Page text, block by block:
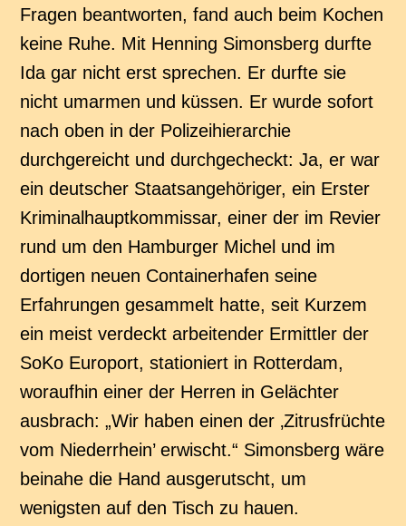
Fragen beantworten, fand auch beim Kochen
keine Ruhe. Mit Henning Simonsberg durfte
Ida gar nicht erst sprechen. Er durfte sie
nicht umarmen und küssen. Er wurde sofort
nach oben in der Polizeihierarchie
durchgereicht und durchgecheckt: Ja, er war
ein deutscher Staatsangehöriger, ein Erster
Kriminalhauptkommissar, einer der im Revier
rund um den Hamburger Michel und im
dortigen neuen Containerhafen seine
Erfahrungen gesammelt hatte, seit Kurzem
ein meist verdeckt arbeitender Ermittler der
SoKo Europort, stationiert in Rotterdam,
woraufhin einer der Herren in Gelächter
ausbrach: „Wir haben einen der ‚Zitrusfrüchte
vom Niederrhein’ erwischt.“ Simonsberg wäre
beinahe die Hand ausgerutscht, um
wenigsten auf den Tisch zu hauen.